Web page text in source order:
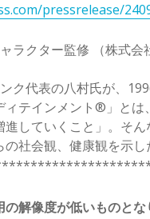
pressrelease/
ラクター監修 （株式会
ク代表の八村氏が、
ィテインメント®」と
していくこと」。そ
社会観、健康観を示し
解像度が低いものと